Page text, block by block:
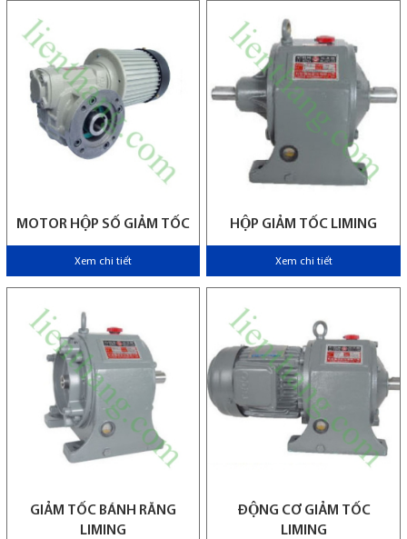
MOTOR HỘP SỐ GIẢM TỐC
Xem chi tiết
HỘP GIẢM TỐC LIMING
Xem chi tiết
GIẢM TỐC BÁNH RĂNG
LIMING
ĐỘNG CƠ GIẢM TỐC
LIMING